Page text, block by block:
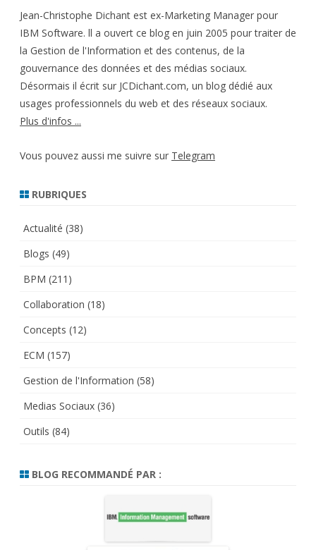
Jean-Christophe Dichant est ex-Marketing Manager pour
IBM Software. ll a ouvert ce blog en juin 2005 pour traiter de
la Gestion de l'Information et des contenus, de la
gouvernance des données et des médias sociaux.
Désormais il écrit sur JCDichant.com, un blog dédié aux
usages professionnels du web et des réseaux sociaux.
Plus d'infos ...
Vous pouvez aussi me suivre sur Telegram
RUBRIQUES
Actualité (38)
Blogs (49)
BPM (211)
Collaboration (18)
Concepts (12)
ECM (157)
Gestion de l'Information (58)
Medias Sociaux (36)
Outils (84)
BLOG RECOMMANDÉ PAR :